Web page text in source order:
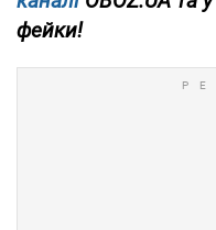
фейки!